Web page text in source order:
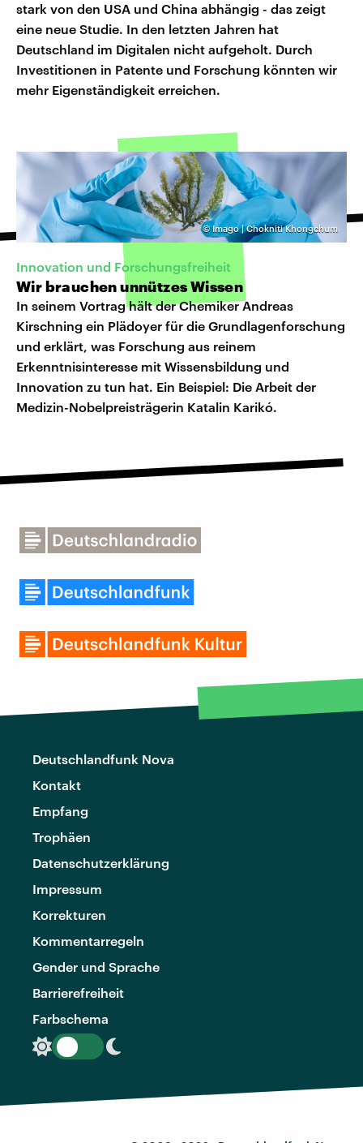
stark von den USA und China abhängig - das zeigt
eine neue Studie. In den letzten Jahren hat
Deutschland im Digitalen nicht aufgeholt. Durch
Investitionen in Patente und Forschung könnten wir
mehr Eigenständigkeit erreichen.
©Imago | Chokniti Khongchum
Innovation und Forschungsfreiheit
Wir brauchen unnützes Wissen
In seinem Vortrag hält der Chemiker Andreas
Kirschning ein Plädoyer für die Grundlagenforschung
und erklärt, was Forschung aus reinem
Erkenntnisinteresse mit Wissensbildung und
Innovation zu tun hat. Ein Beispiel: Die Arbeit der
Medizin-Nobelpreisträgerin Katalin Karikó.
Deutschlandfunk Nova
Kontakt
Empfang
Trophäen
Datenschutzerklärung
Impressum
Korrekturen
Kommentarregeln
Gender und Sprache
Barrierefreiheit
Farbschema